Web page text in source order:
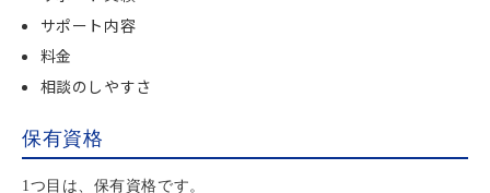
サポート内容
料金
相談のしやすさ
保有資格
1つ目は、保有資格です。